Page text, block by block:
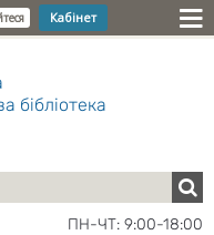
Кабінет
бібліотека
ПН-ЧТ: 9:00-18:00